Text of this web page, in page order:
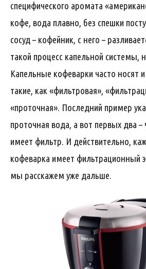
специфического аромата
кофе, вода плавно, без спешки
сосуд – кофейник, с него –
такой процесс капельной системы,
Капельные кофеварки часто носят
такие, как «фильтровая»,
«проточная». Последний пример
проточная вода, а вот первых два –
имеет фильтр. И действительно,
кофеварка имеет фильтрационный
мы расскажем уже дальше.